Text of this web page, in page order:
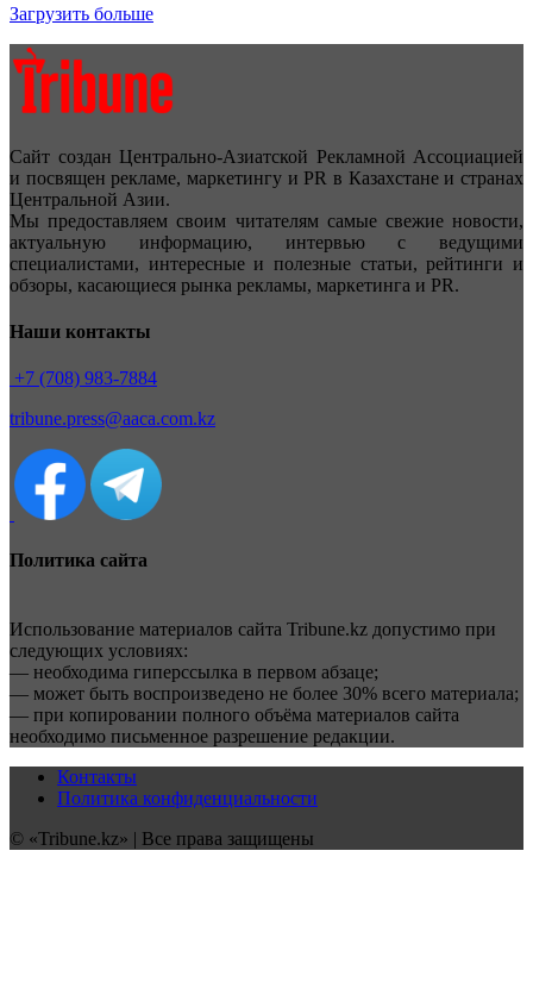
Загрузить больше
Сайт создан Центрально-Азиатской Рекламной Ассоциацией
и посвящен рекламе, маркетингу и PR в Казахстане и странах
Центральной Азии.
Мы предоставляем своим читателям самые свежие новости,
актуальную информацию, интервью с ведущими
специалистами, интересные и полезные статьи, рейтинги и
обзоры, касающиеся рынка рекламы, маркетинга и PR.
Наши контакты
+7 (708) 983-7884
tribune.press@aaca.com.kz
Политика сайта
Использование материалов сайта Tribune.kz допустимо при
следующих условиях:
— необходима гиперссылка в первом абзаце;
— может быть воспроизведено не более 30% всего материала;
— при копировании полного объёма материалов сайта
необходимо письменное разрешение редакции.
Контакты
Политика конфиденциальности
© «Tribune.kz» | Все права защищены